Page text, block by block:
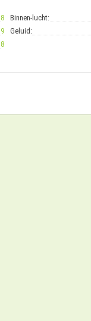
8 Binnen-lucht:
9 Geluid:
8